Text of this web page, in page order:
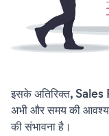
इसके अतिरिक्त,
अभी और समय की
की संभावना है।